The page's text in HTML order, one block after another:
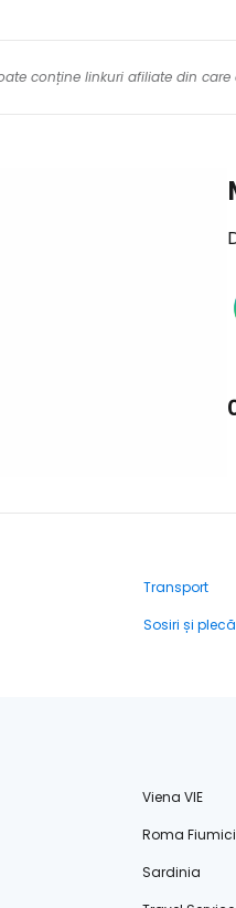
conține linkuri afiliate din
Transport
Sosiri și
Viena VIE
Roma
Sardinia